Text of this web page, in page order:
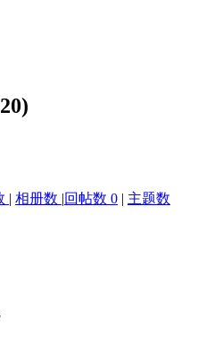
| 相册数 |回帖数 0 | 主题数